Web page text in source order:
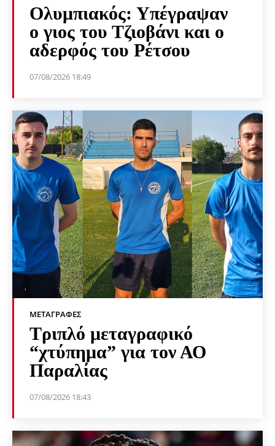
Ολυμπιακός: Υπέγραψαν
ο γιος του Τζιοβάνι και ο
αδερφός του Ρέτσου
07/08/2026 18:49
ΜΕΤΑΓΡΑΦΈΣ
Τριπλό μεταγραφικό
“χτύπημα” για τον ΑΟ
Παραλίας
07/08/2026 18:43